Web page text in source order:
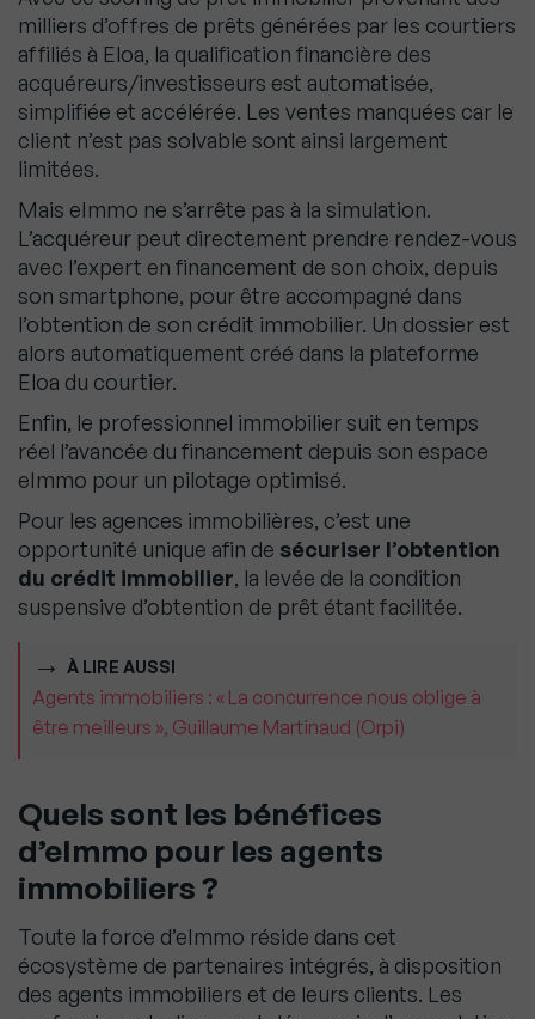
milliers d’offres de prêts générées par les courtiers
affiliés à Eloa, la qualification financière des
acquéreurs/investisseurs est automatisée,
simplifiée et accélérée. Les ventes manquées car le
client n’est pas solvable sont ainsi largement
limitées.
Mais eImmo ne s’arrête pas à la simulation.
L’acquéreur peut directement prendre rendez-vous
avec l’expert en financement de son choix, depuis
son smartphone, pour être accompagné dans
l’obtention de son crédit immobilier. Un dossier est
alors automatiquement créé dans la plateforme
Eloa du courtier.
Enfin, le professionnel immobilier suit en temps
réel l’avancée du financement depuis son espace
eImmo pour un pilotage optimisé.
Pour les agences immobilières, c’est une
opportunité unique afin de sécuriser l’obtention
du crédit immobilier, la levée de la condition
suspensive d’obtention de prêt étant facilitée.
À LIRE AUSSI
Agents immobiliers : « La concurrence nous oblige à
être meilleurs », Guillaume Martinaud (Orpi)
Quels sont les bénéfices
d’eImmo pour les agents
immobiliers ?
Toute la force d’eImmo réside dans cet
écosystème de partenaires intégrés, à disposition
des agents immobiliers et de leurs clients. Les